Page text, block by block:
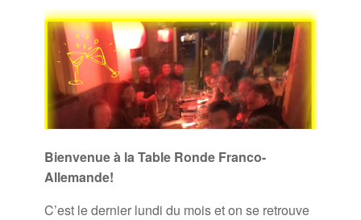
Bienvenue à la Table Ronde Franco-
Allemande!
C’est le dernier lundi du mois et on se retrouve